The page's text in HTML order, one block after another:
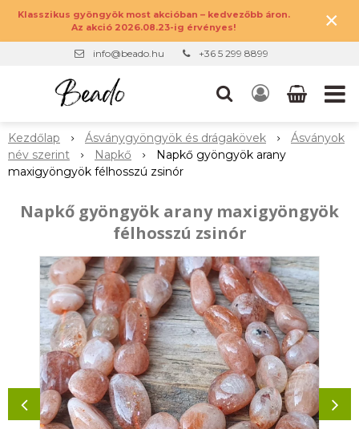
Klasszikus gyöngyök most akcióban – kedvezőbb áron.
Az akció 2026.08.23-ig érvényes!
×
info@beado.hu +36 5 299 8899
Kezdőlap Ásványgyöngyök és drágakövek
Ásványok
név szerint
Napkő
Napkő gyöngyök arany
maxigyöngyök félhosszú zsinór
Napkő gyöngyök arany maxigyöngyök
félhosszú zsinór